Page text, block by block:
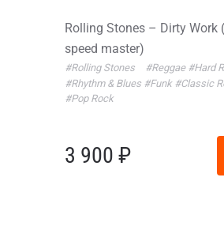
Rolling Stones – Dirty Work
speed master)
#Rolling Stones #Reggae #Hard
#Rhythm & Blues #Funk #Classic
#Pop Rock
3 900 ₽